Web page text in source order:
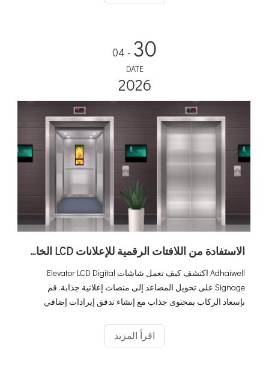
30
- 04
DATE
2026
الاستفادة من اللافتات الرقمية للإعلانات LCD الخاصة بالمصعد لزيادة توليد الإيرادات لديك
Adhaiwell اكتشف كيف تعمل شاشات Elevator LCD Digital
Signage على تحويل المصاعد إلى منصات إعلانية جذابة. قم
بإسعاد الركاب بمحتوى جذاب مع إنشاء تدفق إيرادات إضافي
استراتيجيات التسويق الخاصة بك إلى آفاق جديدة!
اقرأ المزيد